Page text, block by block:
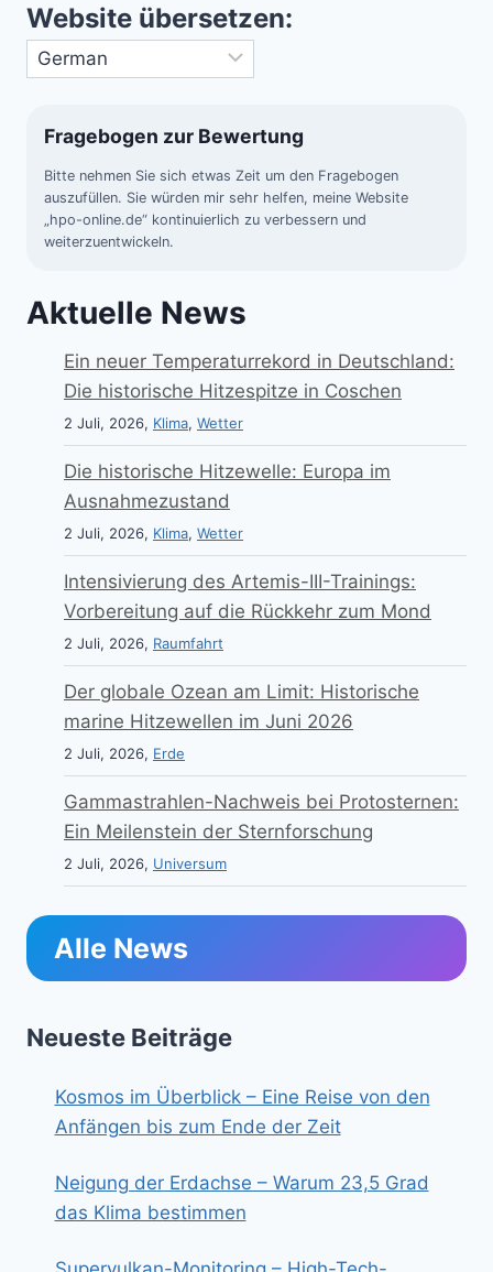
Website übersetzen:
Fragebogen zur Bewertung
Bitte nehmen Sie sich etwas Zeit um den Fragebogen
auszufüllen. Sie würden mir sehr helfen, meine Website
„hpo-online.de“ kontinuierlich zu verbessern und
weiterzuentwickeln.
Aktuelle News
Ein neuer Temperaturrekord in Deutschland:
Die historische Hitzespitze in Coschen
2 Juli, 2026, Klima, Wetter
Die historische Hitzewelle: Europa im
Ausnahmezustand
2 Juli, 2026, Klima, Wetter
Intensivierung des Artemis-III-Trainings:
Vorbereitung auf die Rückkehr zum Mond
2 Juli, 2026, Raumfahrt
Der globale Ozean am Limit: Historische
marine Hitzewellen im Juni 2026
2 Juli, 2026, Erde
Gammastrahlen-Nachweis bei Protosternen:
Ein Meilenstein der Sternforschung
2 Juli, 2026, Universum
Alle News
Neueste Beiträge
Kosmos im Überblick – Eine Reise von den
Anfängen bis zum Ende der Zeit
Neigung der Erdachse – Warum 23,5 Grad
das Klima bestimmen